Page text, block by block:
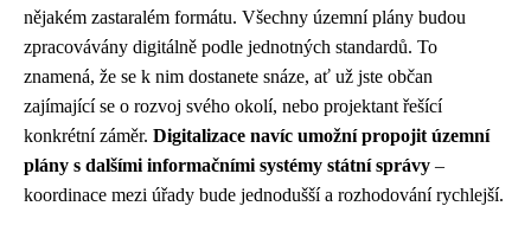
nějakém zastaralém formátu. Všechny územní plány budou
zpracovávány digitálně podle jednotných standardů. To
znamená, že se k nim dostanete snáze, ať už jste občan
zajímající se o rozvoj svého okolí, nebo projektant řešící
konkrétní záměr. Digitalizace navíc umožní propojit územní
plány s dalšími informačními systémy státní správy –
koordinace mezi úřady bude jednodušší a rozhodování rychlejší.